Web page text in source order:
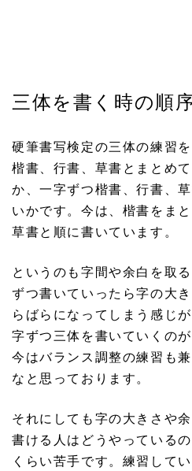
三体を書く時の順
硬筆書写検定の三体の練習
楷書、行書、草書とまとめ
か、一字ずつ楷書、行書、
いかです。今は、楷書をま
草書と順に書いています。
というのも字間や余白を取
ずつ書いていったら字の大
らばらになってしまう感じ
字ずつ三体を書いていくの
今はバランス調整の練習も
なと思っております。
それにしても字の大きさや
書ける人はどうやっている
くらい苦手です。練習して